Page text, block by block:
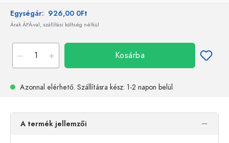
Egységár: 926,00 0Ft
Árak ÁFÁ-val, szállítási költség nélkül
Kosárba
Azonnal elérhető. Szállításra kész: 1-2 napon belül
A termék jellemzői